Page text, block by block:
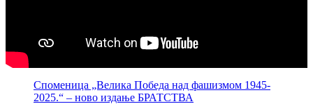
Споменица „Велика Победа над фашизмом 1945-
2025.“ – ново издање БРАТСТВА